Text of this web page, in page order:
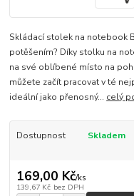
Skládací stolek na notebook
potěšením? Díky stolku na
na své oblíbené místo na
můžete začít pracovat v té
ideální jako přenosný... celý
Dostupnost Skladem
169,00 Kč/ks
139,67 Kč bez DPH